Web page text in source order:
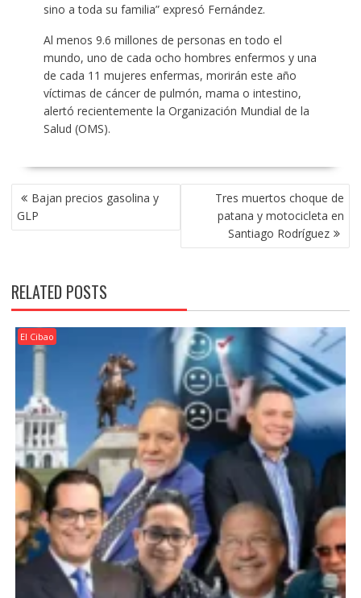
sino a toda su familia” expresó Fernández.
Al menos 9.6 millones de personas en todo el
mundo, uno de cada ocho hombres enfermos y una
de cada 11 mujeres enfermas, morirán este año
víctimas de cáncer de pulmón, mama o intestino,
alertó recientemente la Organización Mundial de la
Salud (OMS).
POST
NAVIGATION
Bajan precios gasolina y
GLP
Tres muertos choque de
patana y motocicleta en
Santiago Rodríguez
RELATED POSTS
El Cibao